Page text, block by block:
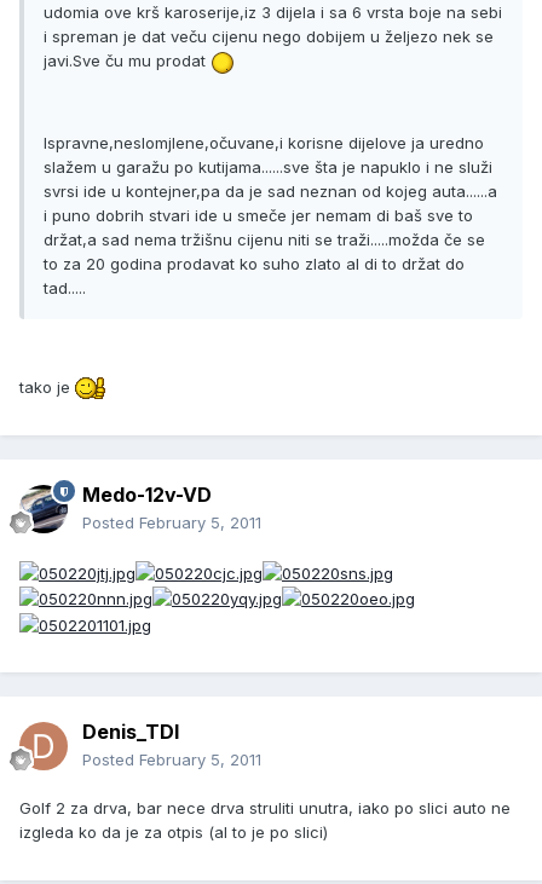
udomia ove krš karoserije,iz 3 dijela i sa 6 vrsta boje na sebi
i spreman je dat veču cijenu nego dobijem u željezo nek se
javi.Sve ču mu prodat
Ispravne,neslomjlene,očuvane,i korisne dijelove ja uredno
slažem u garažu po kutijama......sve šta je napuklo i ne služi
svrsi ide u kontejner,pa da je sad neznan od kojeg auta......a
i puno dobrih stvari ide u smeče jer nemam di baš sve to
držat,a sad nema tržišnu cijenu niti se traži.....možda če se
to za 20 godina prodavat ko suho zlato al di to držat do
tad.....
tako je
Medo-12v-VD
Posted February 5, 2011
Denis_TDI
Posted February 5, 2011
Golf 2 za drva, bar nece drva struliti unutra, iako po slici auto ne
izgleda ko da je za otpis (al to je po slici)